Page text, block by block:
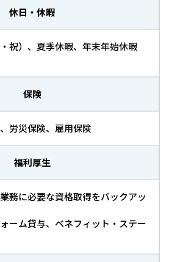
休日・休暇
祝）、夏季休暇、年末年始休暇
保険
労災保険、雇用保険
福利厚生
務に必要な資格取得をバックアッ
ーム貸与、ベネフィット・ステー